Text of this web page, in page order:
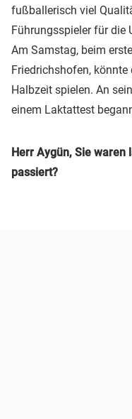
fußballerisch viel
Führungsspieler für die
Am Samstag, beim
Friedrichshofen,
Halbzeit spielen. An
einem Laktattest
Herr Aygün, Sie waren
passiert?